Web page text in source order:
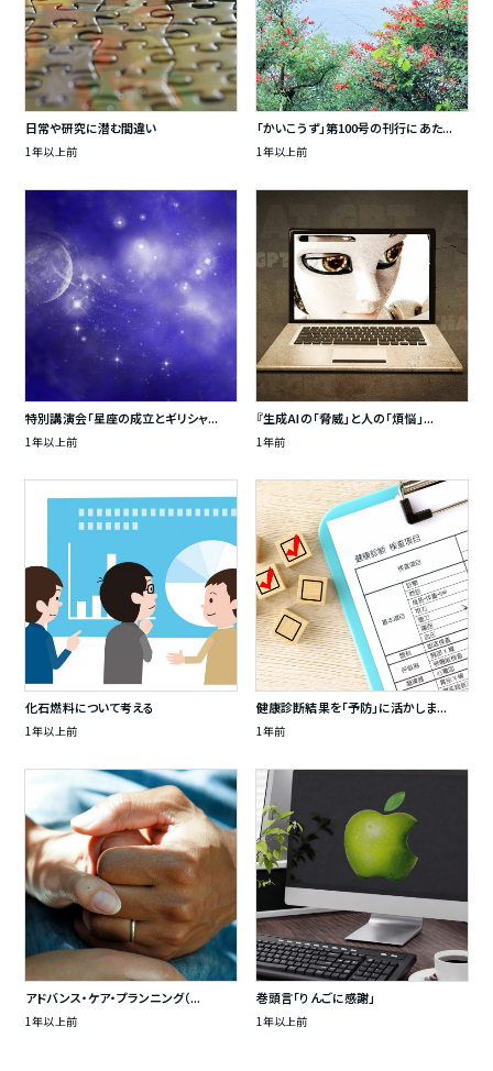
日常や研究に潜む間違い
1年以上前
「かいこうず」第100号の刊行にあた...
1年以上前
特別講演会「星座の成立とギリシャ...
1年以上前
『生成AIの「脅威」と人の「煩悩」...
1年前
化石燃料について考える
1年以上前
健康診断結果を「予防」に活かしま...
1年前
アドバンス・ケア・プランニング（...
1年以上前
巻頭言「りんごに感謝」
1年以上前